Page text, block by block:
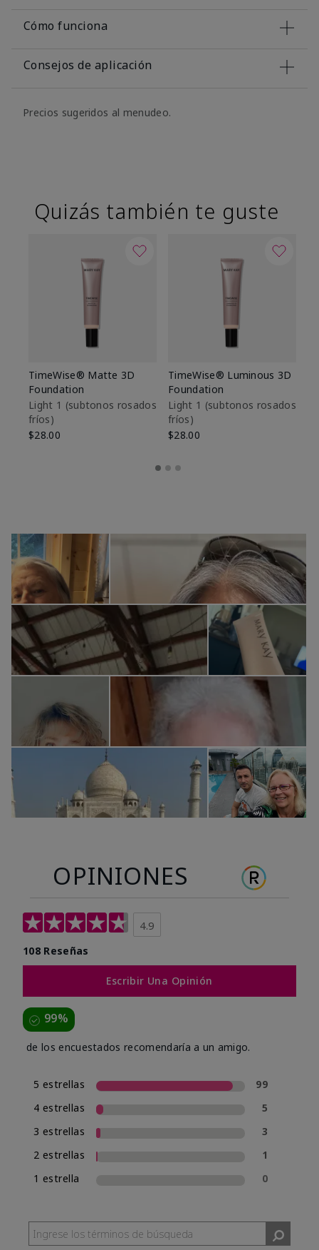
Cómo funciona
Consejos de aplicación
Precios sugeridos al menudeo.
Quizás también te guste
TimeWise® Matte 3D
Foundation
Light 1​ (subtonos rosados
fríos)
$28.00
TimeWise® Luminous 3D
Foundation
Light 1​ (subtonos rosados
fríos)
$28.00
OPINIONES
4.9
108 Reseñas
Escribir Una Opinión
99%
de los encuestados recomendaría a un amigo.
5 estrellas
99
4 estrellas
5
3 estrellas
3
2 estrellas
1
1 estrella
0